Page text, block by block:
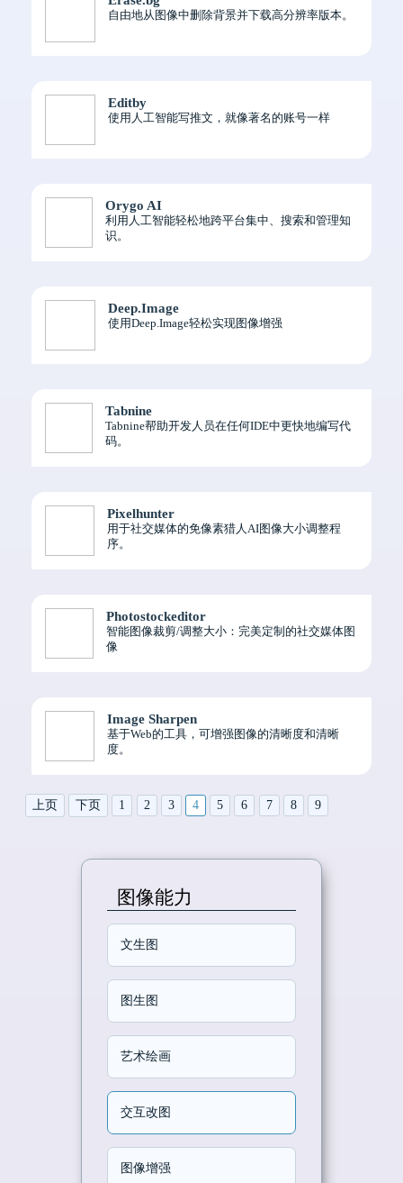
自由地从图像中删除背景并下载高分辨率版本。
Editby
使用人工智能写推文，就像著名的账号一样
Orygo AI
利用人工智能轻松地跨平台集中、搜索和管理知
识。
Deep.Image
使用Deep.Image轻松实现图像增强
Tabnine
Tabnine帮助开发人员在任何IDE中更快地编写代
码。
Pixelhunter
用于社交媒体的免像素猎人AI图像大小调整程
序。
Photostockeditor
智能图像裁剪/调整大小：完美定制的社交媒体图
像
Image Sharpen
基于Web的工具，可增强图像的清晰度和清晰
度。
上页 下页 1 2 3 4 5 6 7 8 9
图像能力
文生图
图生图
艺术绘画
交互改图
图像增强